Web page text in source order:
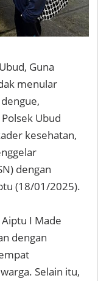
Guna
menular
Ubud
kesehatan,
dengan
(18/01/2025).
I Made
dengan
Selain itu,